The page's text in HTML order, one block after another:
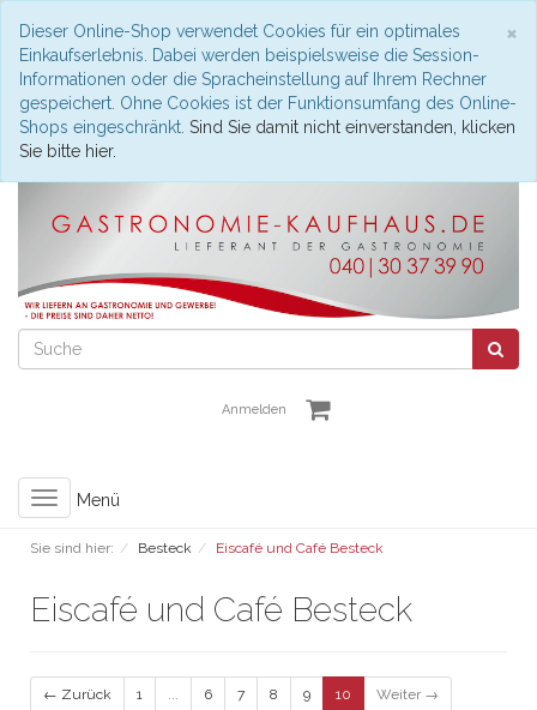
×
Dieser Online-Shop verwendet Cookies für ein optimales
Einkaufserlebnis. Dabei werden beispielsweise die Session-
Informationen oder die Spracheinstellung auf Ihrem Rechner
gespeichert. Ohne Cookies ist der Funktionsumfang des Online-
Shops eingeschränkt. Sind Sie damit nicht einverstanden, klicken
Sie bitte hier.
Anmelden
Toggle
navigation
Menü
Sie sind hier: Besteck Eiscafé und Café Besteck
Eiscafé und Café Besteck
← Zurück 1 ... 6 7 8 9 10 Weiter →